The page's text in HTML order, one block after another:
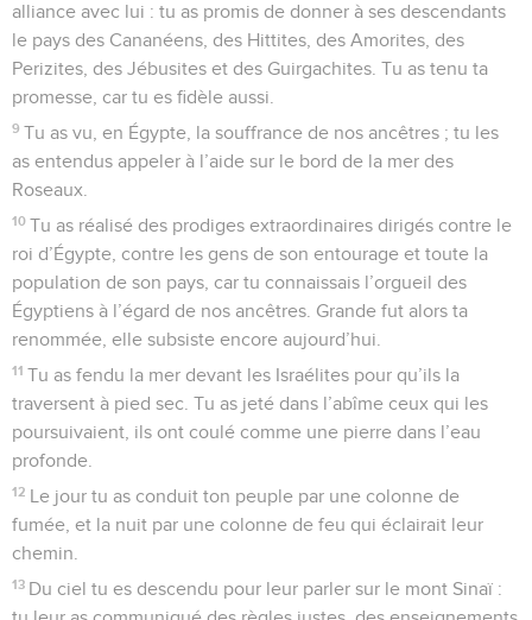
alliance avec lui : tu as promis de donner à ses descendants
le pays des Cananéens, des Hittites, des Amorites, des
Perizites, des Jébusites et des Guirgachites. Tu as tenu ta
promesse, car tu es fidèle aussi.
9 Tu as vu, en Égypte, la souffrance de nos ancêtres ; tu les
as entendus appeler à l’aide sur le bord de la mer des
Roseaux.
10 Tu as réalisé des prodiges extraordinaires dirigés contre le
roi d’Égypte, contre les gens de son entourage et toute la
population de son pays, car tu connaissais l’orgueil des
Égyptiens à l’égard de nos ancêtres. Grande fut alors ta
renommée, elle subsiste encore aujourd’hui.
11 Tu as fendu la mer devant les Israélites pour qu’ils la
traversent à pied sec. Tu as jeté dans l’abîme ceux qui les
poursuivaient, ils ont coulé comme une pierre dans l’eau
profonde.
12 Le jour tu as conduit ton peuple par une colonne de
fumée, et la nuit par une colonne de feu qui éclairait leur
chemin.
13 Du ciel tu es descendu pour leur parler sur le mont Sinaï :